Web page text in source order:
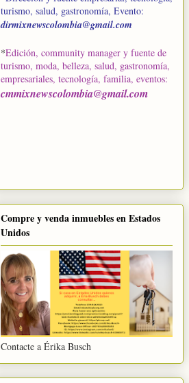
turismo, salud, gastronomía, Evento:
dirmixnewscolombia@gmail.com
*Edición, community manager y fuente de
turismo, moda, belleza, salud, gastronomía,
empresariales, tecnología, familia, eventos:
cmmixnewscolombia@gmail.com
Compre y venda inmuebles en Estados
Unidos
Contacte a Érika Busch